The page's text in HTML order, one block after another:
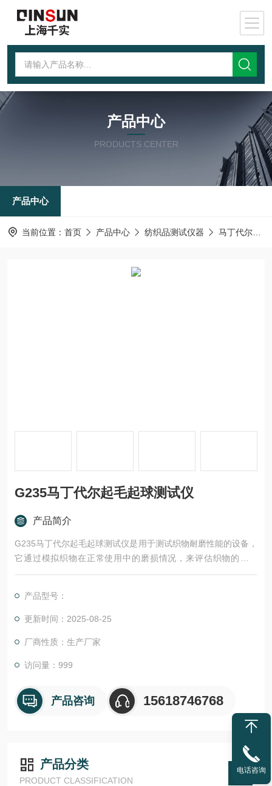
产品中心
PRODUCTS CENTER
产品中心
当前位置： 首页 产品中心 纺织品测试仪器 马丁代尔耐磨及起球测试仪
G235马丁代尔起毛起球测试仪
产品简介
G235马丁代尔起毛起球测试仪是用于测试织物耐磨性能的设备，
它通过模拟织物在正常使用中的磨损情况，来评估织物的耐用
性。该仪器适用于针织物、毛纺织物、人造革、合成革等多种材
质量控制的重要工具。
产品型号：
更新时间：2025-08-25
厂商性质：生产厂家
访问量：999
产品咨询 15618746768
产品分类
PRODUCT CLASSIFICATION
电话咨询